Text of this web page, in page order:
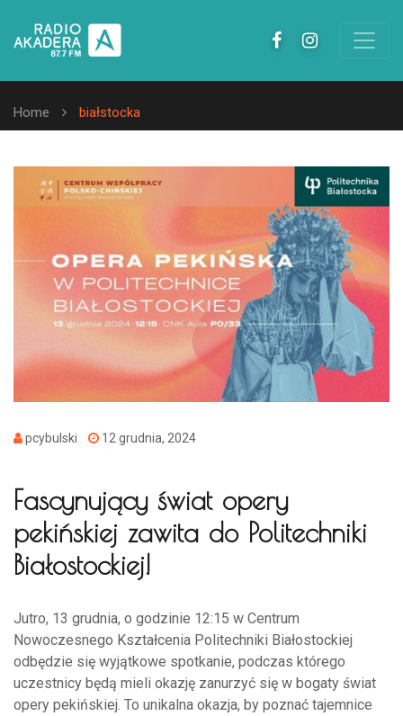
Home białstocka
pcybulski 12 grudnia, 2024
Fascynujący świat opery
pekińskiej zawita do Politechniki
Białostockiej!
Jutro, 13 grudnia, o godzinie 12:15 w Centrum
Nowoczesnego Kształcenia Politechniki Białostockiej
odbędzie się wyjątkowe spotkanie, podczas którego
uczestnicy będą mieli okazję zanurzyć się w bogaty świat
opery pekińskiej. To unikalna okazja, by poznać tajemnice